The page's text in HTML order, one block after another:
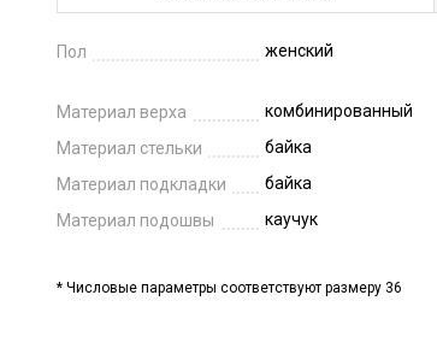
Пол женский
Материал верха
комбинированный
Материал стельки
байка
Материал подкладки
байка
Материал подошвы
каучук
* Числовые параметры соответствуют размеру 36